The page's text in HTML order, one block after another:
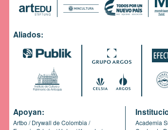
Aliados:
Apoyan:
Artbo
Drywall de Colombia
Academia